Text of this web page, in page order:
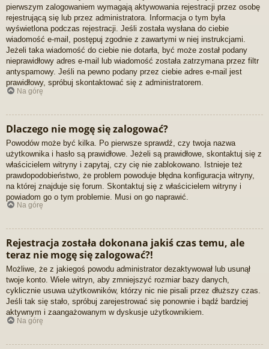
pierwszym zalogowaniem wymagają aktywowania rejestracji przez osobę
rejestrującą się lub przez administratora. Informacja o tym była
wyświetlona podczas rejestracji. Jeśli została wysłana do ciebie
wiadomość e-mail, postępuj zgodnie z zawartymi w niej instrukcjami.
Jeżeli taka wiadomość do ciebie nie dotarła, być może został podany
nieprawidłowy adres e-mail lub wiadomość została zatrzymana przez filtr
antyspamowy. Jeśli na pewno podany przez ciebie adres e-mail jest
prawidłowy, spróbuj skontaktować się z administratorem.
Na górę
Dlaczego nie mogę się zalogować?
Powodów może być kilka. Po pierwsze sprawdź, czy twoja nazwa
użytkownika i hasło są prawidłowe. Jeżeli są prawidłowe, skontaktuj się z
właścicielem witryny i zapytaj, czy cię nie zablokowano. Istnieje też
prawdopodobieństwo, że problem powoduje błędna konfiguracja witryny,
na której znajduje się forum. Skontaktuj się z właścicielem witryny i
powiadom go o tym problemie. Musi on go naprawić.
Na górę
Rejestracja została dokonana jakiś czas temu, ale
teraz nie mogę się zalogować?!
Możliwe, że z jakiegoś powodu administrator dezaktywował lub usunął
twoje konto. Wiele witryn, aby zmniejszyć rozmiar bazy danych,
cyklicznie usuwa użytkowników, którzy nic nie pisali przez dłuższy czas.
Jeśli tak się stało, spróbuj zarejestrować się ponownie i bądź bardziej
aktywnym i zaangażowanym w dyskusje użytkownikiem.
Na górę